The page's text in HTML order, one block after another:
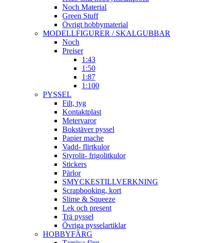
Noch Material
Green Stuff
Övrigt hobbymaterial
MODELLFIGURER / SKALGUBBAR
Noch
Preiser
1:43
1:50
1:87
1:100
PYSSEL
Filt, tyg
Kontaktplast
Metervaror
Bokstäver pyssel
Papier mache
Vadd- flirtkulor
Styrolit- frigolitkulor
Stickers
Pärlor
SMYCKESTILLVERKNING
Scrapbooking, kort
Slime & Squeeze
Lek och present
Trä pyssel
Övriga pysselartiklar
HOBBYFÄRG